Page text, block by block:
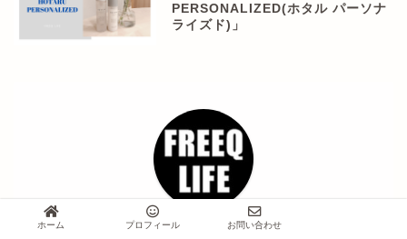
PERSONALIZED(ホタル パーソナ
ライズド)」
ホーム プロフィール お問い合わせ